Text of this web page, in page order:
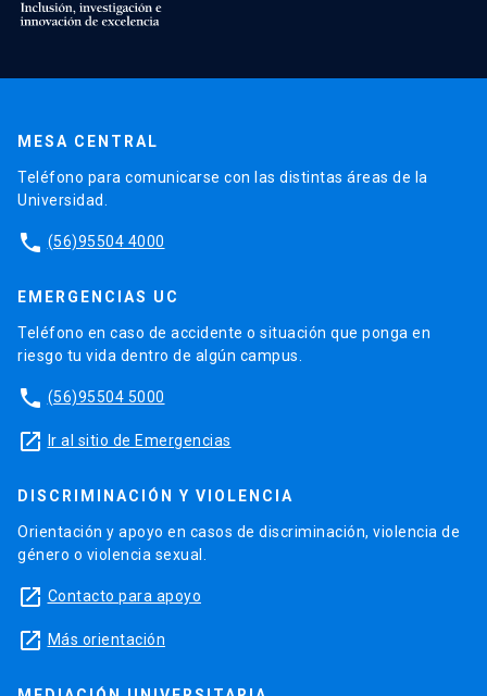
MESA CENTRAL
Teléfono para comunicarse con las distintas áreas de la
Universidad.
phone (56)95504 4000
EMERGENCIAS UC
Teléfono en caso de accidente o situación que ponga en
riesgo tu vida dentro de algún campus.
phone (56)95504 5000
launch Ir al sitio de Emergencias
DISCRIMINACIÓN Y VIOLENCIA
Orientación y apoyo en casos de discriminación, violencia de
género o violencia sexual.
launch Contacto para apoyo
launch Más orientación